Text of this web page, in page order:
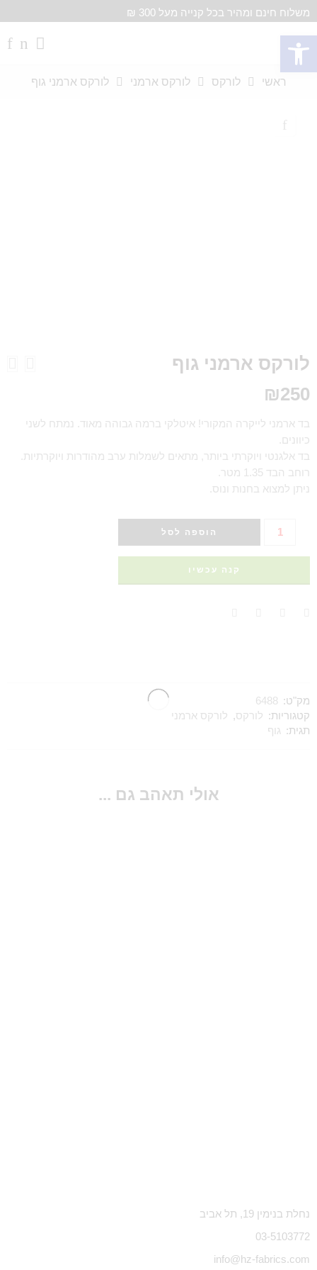
משלוח חינם ומהיר בכל קנייה מעל 300 ₪
ראשי לורקס לורקס ארמני לורקס ארמני גוף
לורקס ארמני גוף
₪250
בד ארמני לייקרה המקורי! איטלקי ברמה גבוהה מאוד. נמתח לשני
כיוונים.
בד אלגנטי ויוקרתי ביותר, מתאים לשמלות ערב מהודרות ויוקרתיות.
רוחב הבד 1.35 מטר.
ניתן למצוא בחנות ונוס.
הוספה לסל
קנה עכשיו
מק"ט:
6488
קטגוריות: לורקס, לורקס ארמני
תגית: גוף
אולי תאהב גם ...
נחלת בנימין 19, תל אביב
03-5103772
info@hz-fabrics.com
פתח סרגל נגישות